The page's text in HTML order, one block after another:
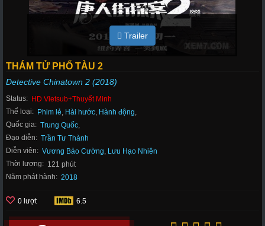
Trailer
THÁM TỬ PHỐ TÀU 2
Detective Chinatown 2 (2018)
Status: HD Vietsub+Thuyết Minh
Thể loại: Phim lẻ, Hài hước, Hành động,
Quốc gia: Trung Quốc,
Đạo diễn: Trần Tư Thành
Diễn viên: Vương Bảo Cường, Lưu Hạo Nhiên
Thời lượng: 121 phút
Năm phát hành: 2018
0 lượt 6.5